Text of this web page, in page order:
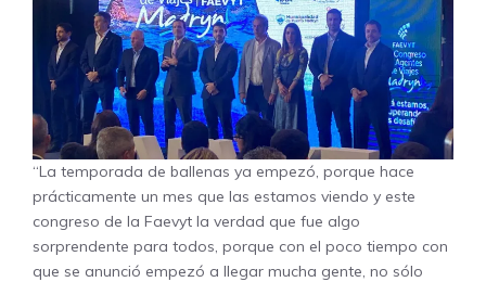
“La temporada de ballenas ya empezó, porque hace
prácticamente un mes que las estamos viendo y este
congreso de la Faevyt la verdad que fue algo
sorprendente para todos, porque con el poco tiempo con
que se anunció empezó a llegar mucha gente, no sólo